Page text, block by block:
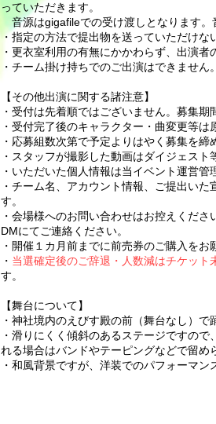
っていただきます。
音源はgigafileでの受け渡しとなります。
・指定の方法で提出物を送っていただけな
・更衣室利用の有無にかかわらず、出演者
・チーム掛け持ちでのご出演はできません。
【その他出演に関する諸注意】
・受付は先着順ではございません。募集
・受付完了後のキャラクター・曲変更等
・応募組数次第で予定よりはやく募集を締
・スタッフが撮影した動画はダイジェス
・いただいた個人情報は当イベント運営
・チーム名、アカウント情報、ご提出い
す。
・会場様へのお問い合わせはお控えくだ
DMにてご連絡ください。
・開催１カ月前までに前売券のご購入を
​・ 当選確定後のご辞退・人数減はチケット
す。
【舞台について】
・神社境内のえびす殿の前（舞台なし）で
・滑りにくく傾斜のあるステージですの
れる場合はバンドやテーピングなどで留め
・​和風背景ですが、洋装でのパフォーマン